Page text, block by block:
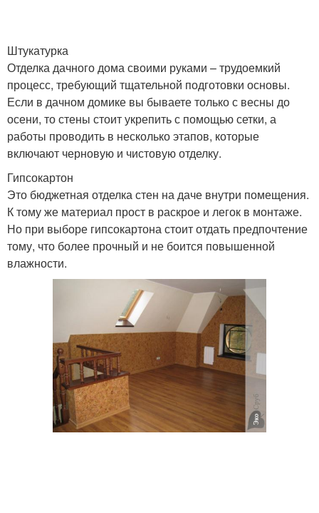
Штукатурка
Отделка дачного дома своими руками – трудоемкий
процесс, требующий тщательной подготовки основы.
Если в дачном домике вы бываете только с весны до
осени, то стены стоит укрепить с помощью сетки, а
работы проводить в несколько этапов, которые
включают черновую и чистовую отделку.
Гипсокартон
Это бюджетная отделка стен на даче внутри помещения.
К тому же материал прост в раскрое и легок в монтаже.
Но при выборе гипсокартона стоит отдать предпочтение
тому, что более прочный и не боится повышенной
влажности.